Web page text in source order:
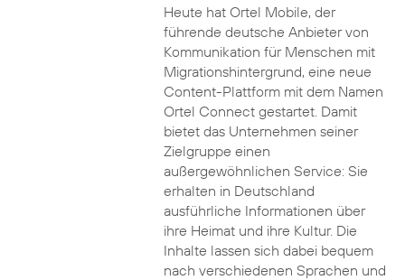
Heute hat Ortel Mobile, der
führende deutsche Anbieter von
Kommunikation für Menschen mit
Migrationshintergrund, eine neue
Content-Plattform mit dem Namen
Ortel Connect gestartet. Damit
bietet das Unternehmen seiner
Zielgruppe einen
außergewöhnlichen Service: Sie
erhalten in Deutschland
ausführliche Informationen über
ihre Heimat und ihre Kultur. Die
Inhalte lassen sich dabei bequem
nach verschiedenen Sprachen und